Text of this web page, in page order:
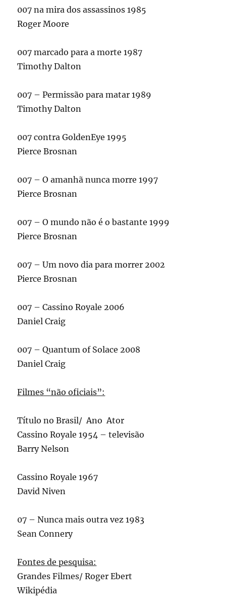
007 na mira dos assassinos 1985
Roger Moore
007 marcado para a morte 1987
Timothy Dalton
007 – Permissão para matar 1989
Timothy Dalton
007 contra GoldenEye 1995
Pierce Brosnan
007 – O amanhã nunca morre 1997
Pierce Brosnan
007 – O mundo não é o bastante 1999
Pierce Brosnan
007 – Um novo dia para morrer 2002
Pierce Brosnan
007 – Cassino Royale 2006
Daniel Craig
007 – Quantum of Solace 2008
Daniel Craig
Filmes “não oficiais”:
Título no Brasil/ Ano Ator
Cassino Royale 1954 – televisão
Barry Nelson
Cassino Royale 1967
David Niven
07 – Nunca mais outra vez 1983
Sean Connery
Fontes de pesquisa:
Grandes Filmes/ Roger Ebert
Wikipédia